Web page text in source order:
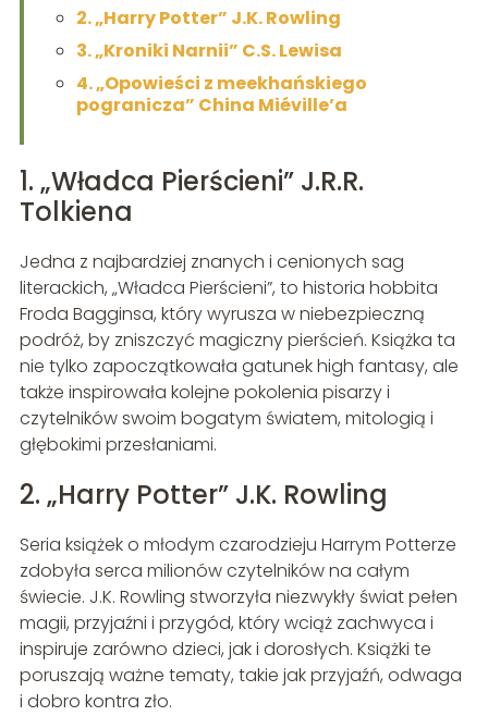
2. „Harry Potter” J.K. Rowling
3. „Kroniki Narnii” C.S. Lewisa
4. „Opowieści z meekhańskiego
pogranicza” China Miéville’a
1. „Władca Pierścieni” J.R.R.
Tolkiena
Jedna z najbardziej znanych i cenionych sag
literackich, „Władca Pierścieni”, to historia hobbita
Froda Bagginsa, który wyrusza w niebezpieczną
podróż, by zniszczyć magiczny pierścień. Książka ta
nie tylko zapoczątkowała gatunek high fantasy, ale
także inspirowała kolejne pokolenia pisarzy i
czytelników swoim bogatym światem, mitologią i
głębokimi przesłaniami.
2. „Harry Potter” J.K. Rowling
Seria książek o młodym czarodzieju Harrym Potterze
zdobyła serca milionów czytelników na całym
świecie. J.K. Rowling stworzyła niezwykły świat pełen
magii, przyjaźni i przygód, który wciąż zachwyca i
inspiruje zarówno dzieci, jak i dorosłych. Książki te
poruszają ważne tematy, takie jak przyjaźń, odwaga
i dobro kontra zło.